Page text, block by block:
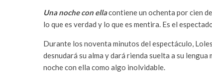
Una noche con ellacontiene un ochenta por cien
lo que es verdad y lo que es mentira. Es el
Durante los noventa minutos del espectáculo,
desnudará su alma y dará rienda suelta a su
noche con ella como algo inolvidable.